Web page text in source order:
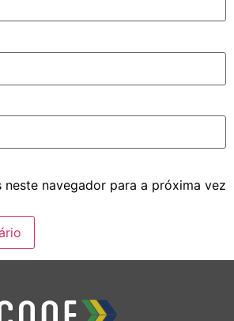
neste navegador para a próxima vez